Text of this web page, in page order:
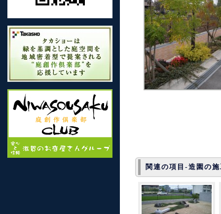
関連の項目-造園の